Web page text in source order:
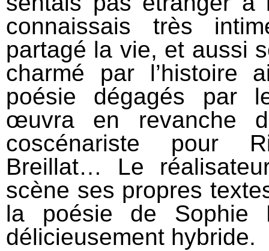
connaissais très
partagé la vie, et aussi
charmé par l’histoire
poésie dégagés par
œuvra en revanche
coscénariste pour
Breillat… Le
scène ses propres
la poésie de Sophie
délicieusement hybride.